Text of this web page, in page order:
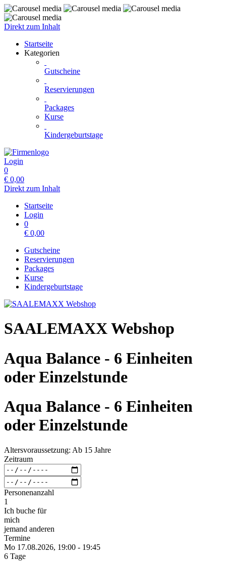
Direkt zum Inhalt
Startseite
Kategorien
Gutscheine
Reservierungen
Packages
Kurse
Kindergeburtstage
Login
0
€ 0,00
Direkt zum Inhalt
Startseite
Login
0
€ 0,00
Gutscheine
Reservierungen
Packages
Kurse
Kindergeburtstage
SAALEMAXX Webshop
Aqua Balance - 6 Einheiten
oder Einzelstunde
Aqua Balance - 6 Einheiten
oder Einzelstunde
Altersvoraussetzung: Ab 15 Jahre
Zeitraum
Personenanzahl
1
Ich buche für
mich
jemand anderen
Termine
Mo 17.08.2026, 19:00 - 19:45
6 Tage